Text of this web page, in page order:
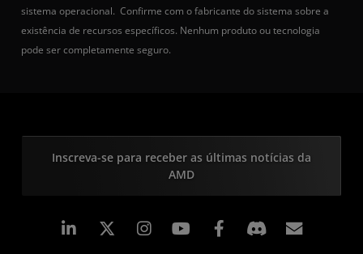
sistema operacional. Confirme com o fabricante do sistema sobre a
existência de recursos específicos. Nenhum produto ou tecnologia
pode ser completamente seguro.
Inscreva-se para receber as últimas notícias da
AMD
Linkedin Instagram Facebook